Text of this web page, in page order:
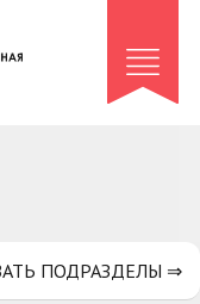
ПОДРАЗДЕЛЫ ⇒